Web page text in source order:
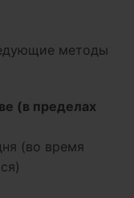
методы
(в пределах
(во время